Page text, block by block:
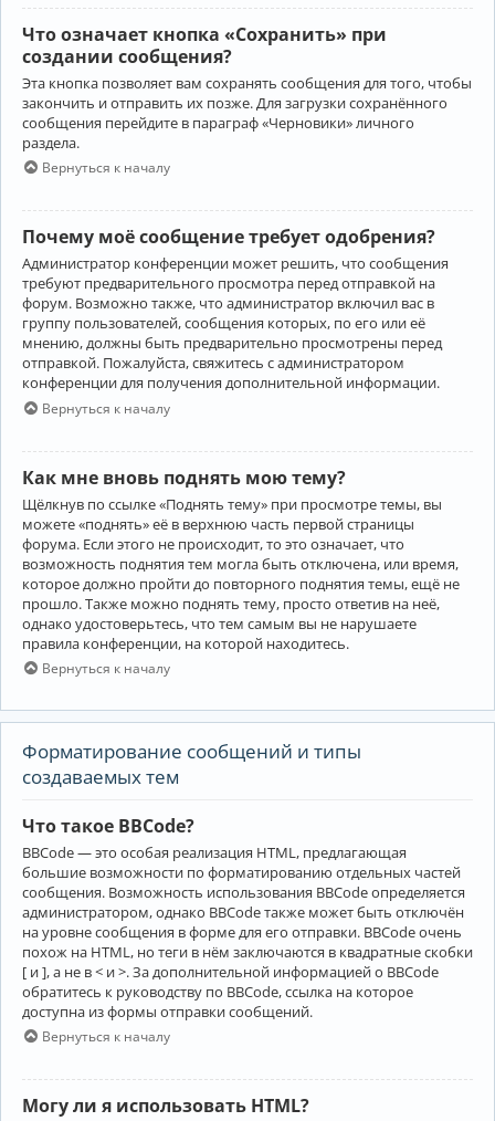
Что означает кнопка «Сохранить» при
создании сообщения?
Эта кнопка позволяет вам сохранять сообщения для того, чтобы
закончить и отправить их позже. Для загрузки сохранённого
сообщения перейдите в параграф «Черновики» личного
раздела.
Вернуться к началу
Почему моё сообщение требует одобрения?
Администратор конференции может решить, что сообщения
требуют предварительного просмотра перед отправкой на
форум. Возможно также, что администратор включил вас в
группу пользователей, сообщения которых, по его или её
мнению, должны быть предварительно просмотрены перед
отправкой. Пожалуйста, свяжитесь с администратором
конференции для получения дополнительной информации.
Вернуться к началу
Как мне вновь поднять мою тему?
Щёлкнув по ссылке «Поднять тему» при просмотре темы, вы
можете «поднять» её в верхнюю часть первой страницы
форума. Если этого не происходит, то это означает, что
возможность поднятия тем могла быть отключена, или время,
которое должно пройти до повторного поднятия темы, ещё не
прошло. Также можно поднять тему, просто ответив на неё,
однако удостоверьтесь, что тем самым вы не нарушаете
правила конференции, на которой находитесь.
Вернуться к началу
Форматирование сообщений и типы
создаваемых тем
Что такое BBCode?
BBCode — это особая реализация HTML, предлагающая
большие возможности по форматированию отдельных частей
сообщения. Возможность использования BBCode определяется
администратором, однако BBCode также может быть отключён
на уровне сообщения в форме для его отправки. BBCode очень
похож на HTML, но теги в нём заключаются в квадратные скобки
[ и ], а не в < и >. За дополнительной информацией о BBCode
обратитесь к руководству по BBCode, ссылка на которое
доступна из формы отправки сообщений.
Вернуться к началу
Могу ли я использовать HTML?